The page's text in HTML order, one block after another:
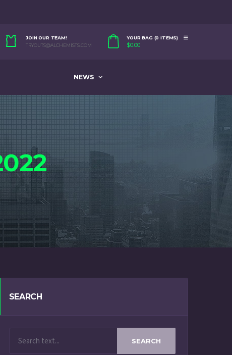
JOIN OUR TEAM!
TRYOUTS@ALCHEMISTS.COM
YOUR BAG (0 ITEMS)
$0.00
NEWS
SEARCH
SEARCH